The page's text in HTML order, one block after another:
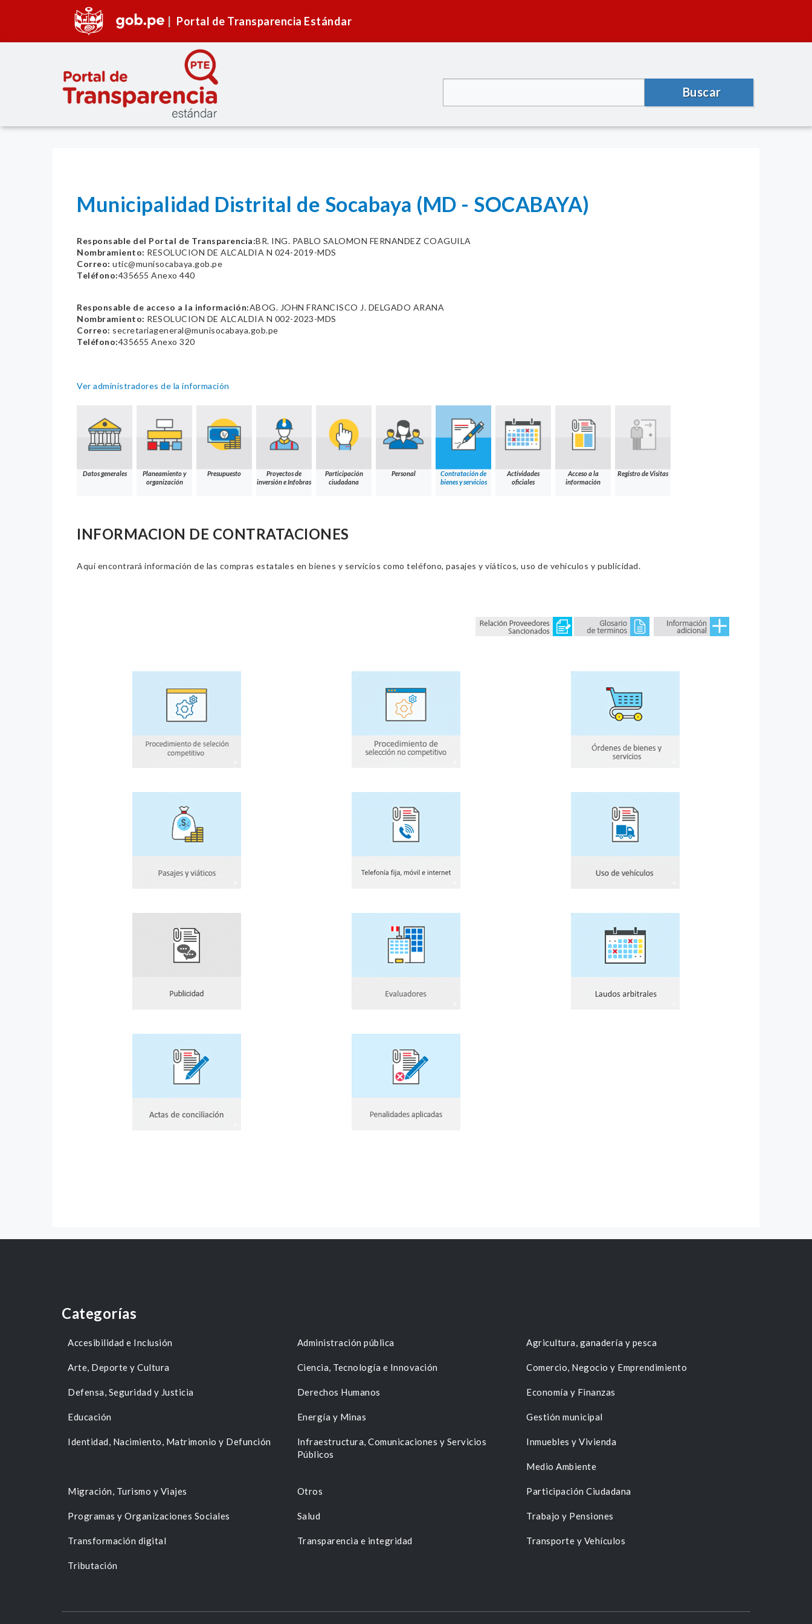
Portal de Transparencia Estándar
Buscar
Municipalidad Distrital de Socabaya (MD - SOCABAYA)
Responsable del Portal de Transparencia:BR. ING. PABLO SALOMON FERNANDEZ COAGUILA
Nombramiento: RESOLUCION DE ALCALDIA N 024-2019-MDS
Correo: utic@munisocabaya.gob.pe
Teléfono:435655 Anexo 440
Responsable de acceso a la información:ABOG. JOHN FRANCISCO J. DELGADO ARANA
Nombramiento: RESOLUCION DE ALCALDIA N 002-2023-MDS
Correo: secretariageneral@munisocabaya.gob.pe
Teléfono:435655 Anexo 320
Ver administradores de la información
Datos generales
Planeamiento y
organización
Presupuesto
Proyectos de
inversión e Infobras
Participación
ciudadana
Personal
Contratación de
bienes y servicios
Actividades
oficiales
Acceso a la
información
Registro de Visitas
INFORMACION DE CONTRATACIONES
Aquí encontrará información de las compras estatales en bienes y servicios como teléfono, pasajes y viáticos, uso de vehículos y publicidad.
Categorías
Accesibilidad e Inclusión Administración pública Agricultura, ganadería y pesca
Arte, Deporte y Cultura Ciencia, Tecnología e Innovación Comercio, Negocio y Emprendimiento
Defensa, Seguridad y Justicia Derechos Humanos Economía y Finanzas
Educación Energía y Minas Gestión municipal
Identidad, Nacimiento, Matrimonio y Defunción
Infraestructura, Comunicaciones y Servicios
Públicos
Inmuebles y Vivienda
Medio Ambiente
Migración, Turismo y Viajes Otros Participación Ciudadana
Programas y Organizaciones Sociales Salud Trabajo y Pensiones
Transformación digital Transparencia e integridad Transporte y Vehículos
Tributación